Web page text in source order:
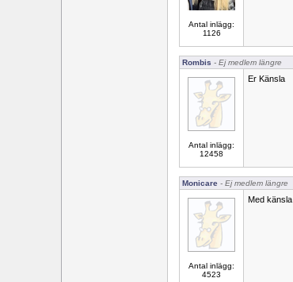
Antal inlägg:
1126
Rombis - Ej medlem längre
Antal inlägg:
12458
Er Känsla
Monicare - Ej medlem längre
Antal inlägg:
4523
Med känsla